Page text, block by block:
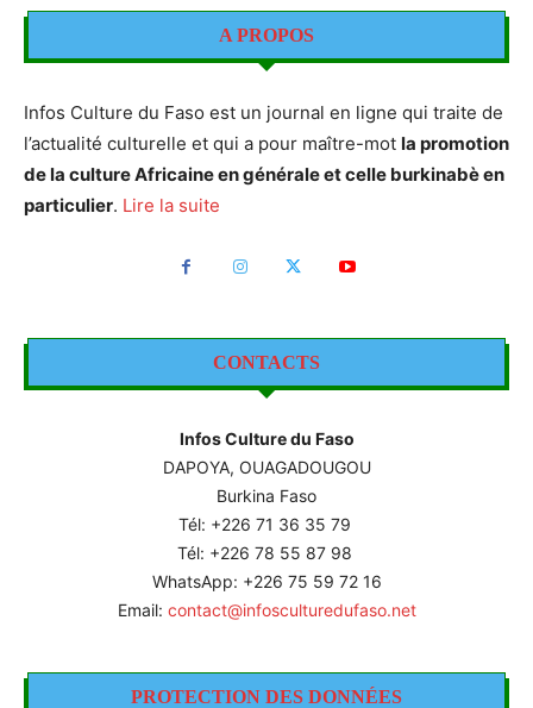
A PROPOS
Infos Culture du Faso est un journal en ligne qui traite de
l’actualité culturelle et qui a pour maître-mot la promotion
de la culture Africaine en générale et celle burkinabè en
particulier. Lire la suite
CONTACTS
Infos Culture du Faso
DAPOYA, OUAGADOUGOU
Burkina Faso
Tél: +226 71 36 35 79
Tél: +226 78 55 87 98
WhatsApp: +226 75 59 72 16
Email: contact@infosculturedufaso.net
PROTECTION DES DONNÉES